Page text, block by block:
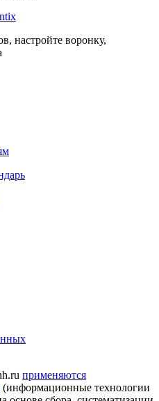
настройте воронку,
применяются
(информационные технологии